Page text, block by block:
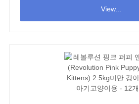
View...